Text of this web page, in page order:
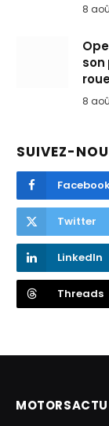
8
son
8
SUIVEZ-
Twitter
LinkedIn
Threads
MOTORSACTU